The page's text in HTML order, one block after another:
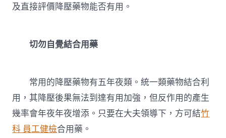
及直接評價降壓藥物能否有用。
切勿自覺結合用藥
常用的降壓藥物有五年夜類。統一類藥物結合利
用，其降壓後果無法到達有用加強，但反作用的產生
幾率會年夜年夜增添。只要在大夫領導下，方可結竹
科 員工健檢合用藥。